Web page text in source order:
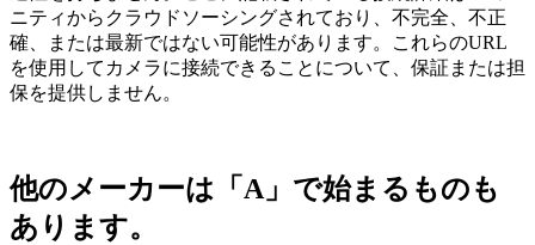
ニティからクラウドソーシングされており、不完全、不正
確、または最新ではない可能性があります。これらのURL
を使用してカメラに接続できることについて、保証または担
保を提供しません。
他のメーカーは「A」で始まるものも
あります。